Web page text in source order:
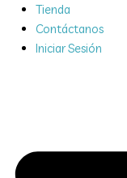
Tienda
Contáctanos
Iniciar Sesión